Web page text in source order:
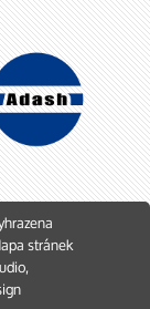
stránek
,